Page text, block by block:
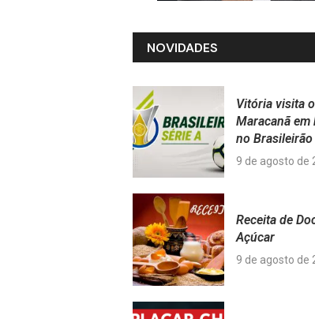
NOVIDADES
Vitória visita
Maracanã em
no Brasileirão
9 de agosto de
Receita de
Açúcar
9 de agosto de